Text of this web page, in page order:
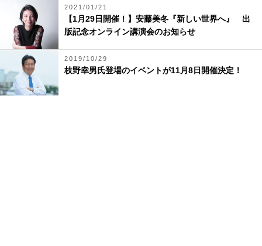
2021/01/21
【1月29日開催！】安藤美冬『新しい世界へ』 出
版記念オンライン講演会のお知らせ
2019/10/29
枝野幸男⽒登場のイベントが11月8⽇開催決定！